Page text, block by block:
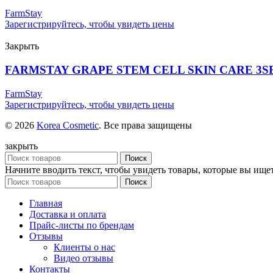
FarmStay
Зарегистрируйтесь, чтобы увидеть цены
Закрыть
FARMSTAY GRAPE STEM CELL SKIN CARE
FarmStay
Зарегистрируйтесь, чтобы увидеть цены
© 2026 Korea Cosmetic. Все права защищены
закрыть
Поиск
Начните вводить текст, чтобы увидеть товары, которые вы
Поиск
Главная
Доставка и оплата
Прайс-листы по брендам
Отзывы
Клиенты о нас
Видео отзывы
Контакты